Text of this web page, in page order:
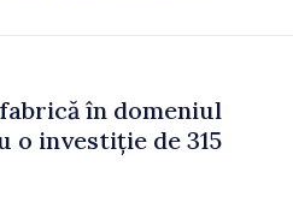
în domeniul
o investiție de 315